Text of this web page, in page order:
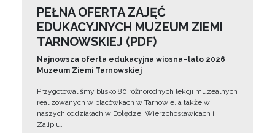
PEŁNA OFERTA ZAJĘĆ
EDUKACYJNYCH MUZEUM ZIEMI
TARNOWSKIEJ (PDF)
Najnowsza oferta edukacyjna wiosna–lato 2026
Muzeum Ziemi Tarnowskiej
Przygotowaliśmy blisko 80 różnorodnych lekcji muzealnych
realizowanych w placówkach w Tarnowie, a także w
naszych oddziałach w Dołędze, Wierzchosławicach i
Zalipiu.